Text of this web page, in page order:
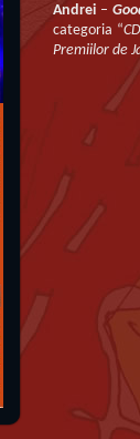
Andrei –
categoria “
Premiilor de